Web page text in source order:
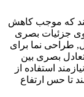
که موجب کاهش
جزئیات بصری
طراحی نما برای
بصری بین
استفاده از
تا حس ارتفاع